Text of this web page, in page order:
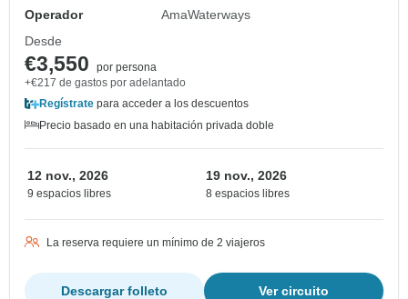
Operador
AmaWaterways
Desde
€3,550
por persona
+€217 de gastos por adelantado
Regístrate para acceder a los descuentos
Precio basado en una habitación privada doble
12 nov., 2026
9 espacios libres
19 nov., 2026
8 espacios libres
La reserva requiere un mínimo de 2 viajeros
Ver circuito
Descargar folleto